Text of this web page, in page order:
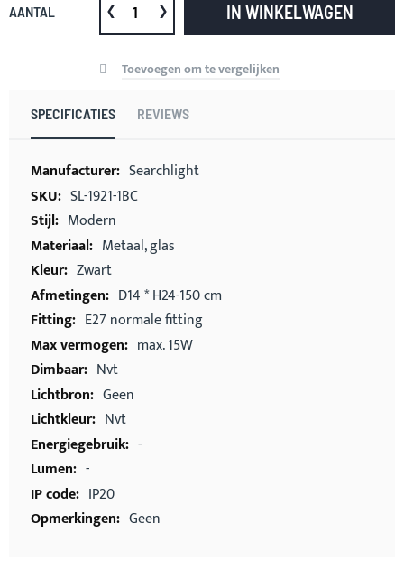
AANTAL IN WINKELWAGEN
Toevoegen om te vergelijken
SPECIFICATIES REVIEWS
Meer
informatie
Searchlight
SL-1921-1BC
Modern
Metaal, glas
Zwart
D14 * H24-150 cm
E27 normale fitting
max. 15W
Nvt
Geen
Nvt
-
-
IP20
Geen